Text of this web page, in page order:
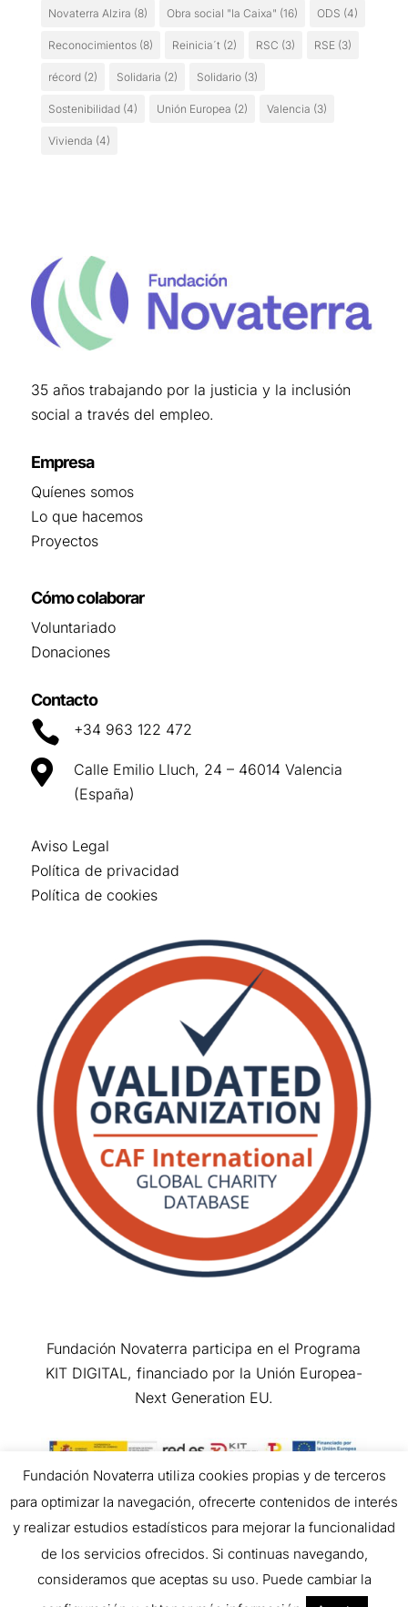
Novaterra Alzira (8) Obra social "la Caixa" (16) ODS (4)
Reconocimientos(8) Reinicia´t (2) RSC (3) RSE(3)
récord(2) Solidaria (2) Solidario(3)
Sostenibilidad(4) Unión Europea (2) Valencia (3)
Vivienda (4)
35 años trabajando por la justicia y la inclusión
social a través del empleo.
Empresa
Quíenes somos
Lo que hacemos
Proyectos
Cómo colaborar
Voluntariado
Donaciones
Contacto
 +34 963 122 472

Calle Emilio Lluch, 24 – 46014 Valencia
(España)
Aviso Legal
Política de privacidad
Política de cookies
Fundación Novaterra participa en el Programa
KIT DIGITAL, financiado por la Unión Europea-
Next Generation EU.
Copyright © 2026 All Rights Reserved.
Fundación Novaterra utiliza cookies propias y de terceros
para optimizar la navegación, ofrecerte contenidos de interés
y realizar estudios estadísticos para mejorar la funcionalidad
de los servicios ofrecidos. Si continuas navegando,
consideramos que aceptas su uso. Puede cambiar la